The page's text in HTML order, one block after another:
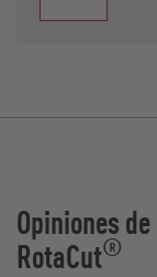
Opiniones
RotaCut®